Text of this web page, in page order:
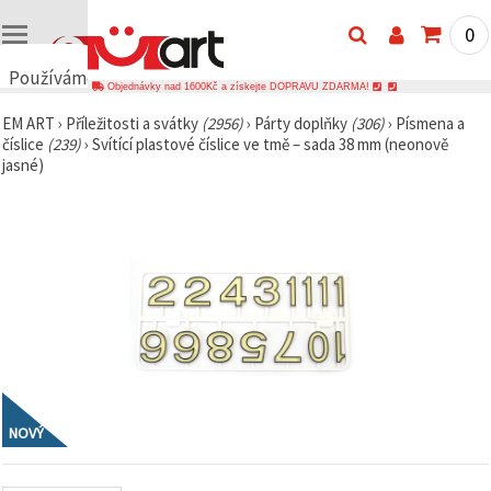
Používáme
🍪
Používáme
cookies a
souhlasem
analyzovali
návštěvnost
a
zobrazovali
0
Objednávky nad 1600Kč a získejte DOPRAVU ZDARMA!
EM ART › Příležitosti a svátky (2956)› Párty doplňky (306)› Písmena a
číslice (239)› Svítící plastové číslice ve tmě – sada 38 mm (neonově
jasné)
NOVÝ